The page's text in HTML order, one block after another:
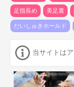
足指長め 美足裏
だいしゅきホールド
当サイトは